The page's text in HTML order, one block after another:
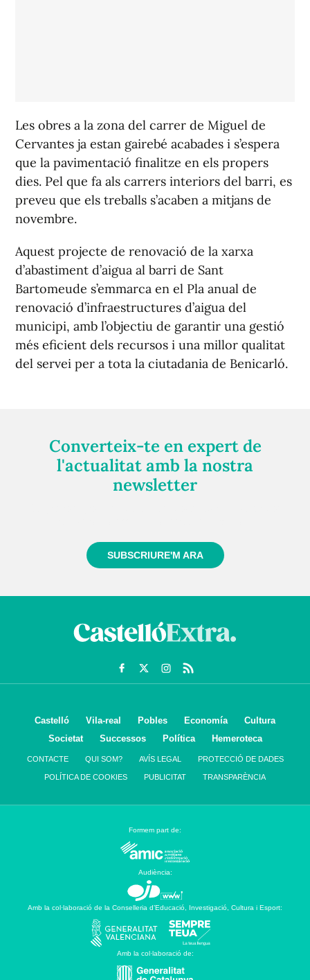
Les obres a la zona del carrer de Miguel de
Cervantes ja estan gairebé acabades i s’espera
que la pavimentació finalitze en els propers
dies. Pel que fa als carrers interiors del barri, es
preveu que els treballs s’acaben a mitjans de
novembre.
Aquest projecte de renovació de la xarxa
d’abastiment d’aigua al barri de Sant
Bartomeude s’emmarca en el Pla anual de
renovació d’infraestructures d’aigua del
municipi, amb l’objectiu de garantir una gestió
més eficient dels recursos i una millor qualitat
del servei per a tota la ciutadania de Benicarló.
Converteix-te en expert de
l'actualitat amb la nostra
newsletter
SUBSCRIURE'M ARA
Castelló Vila-real Pobles Economía
Cultura
Societat
Successos Política Hemeroteca
CONTACTE QUI SOM? AVÍS LEGAL PROTECCIÓ DE DADES
POLÍTICA DE COOKIES PUBLICITAT TRANSPARÈNCIA
Formem part de:
Audiència:
Amb la col·laboració de la Conselleria d’Educació, Investigació, Cultura i Esport:
Amb la col·laboració de: